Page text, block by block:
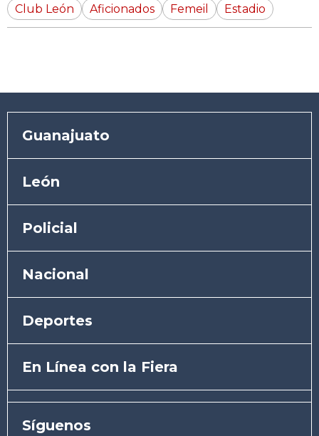
Club León Aficionados Femeil Estadio
Guanajuato
León
Policial
Nacional
Deportes
En Línea con la Fiera
Síguenos